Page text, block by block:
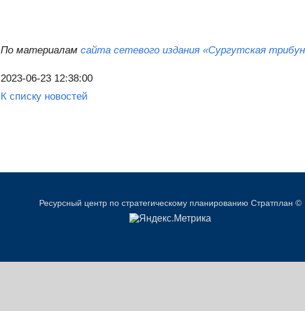
По материалам сайта сетевого издания «Сургутская
2023-06-23 12:38:00
К списку новостей
Ресурсный центр по стратегическому планированию Стратплан ©